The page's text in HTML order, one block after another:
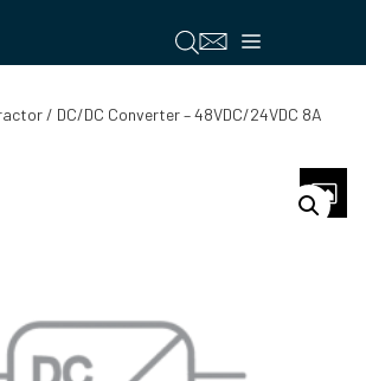
Menú
/ DC/DC Converter – 48VDC/24VDC 8A